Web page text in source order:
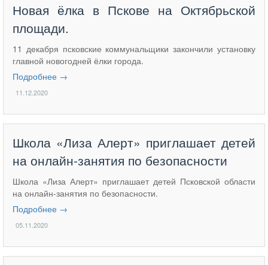
Новая ёлка в Пскове на Октябрьской
площади.
11 декабря псковские коммунальщики закончили установку
главной новогодней ёлки города.
Подробнее →
11.12.2020
​Школа «Лиза Алерт» приглашает детей
на онлайн-занятия по безопасности
Школа «Лиза Алерт» приглашает детей Псковской области
на онлайн-занятия по безопасности.
Подробнее →
05.11.2020